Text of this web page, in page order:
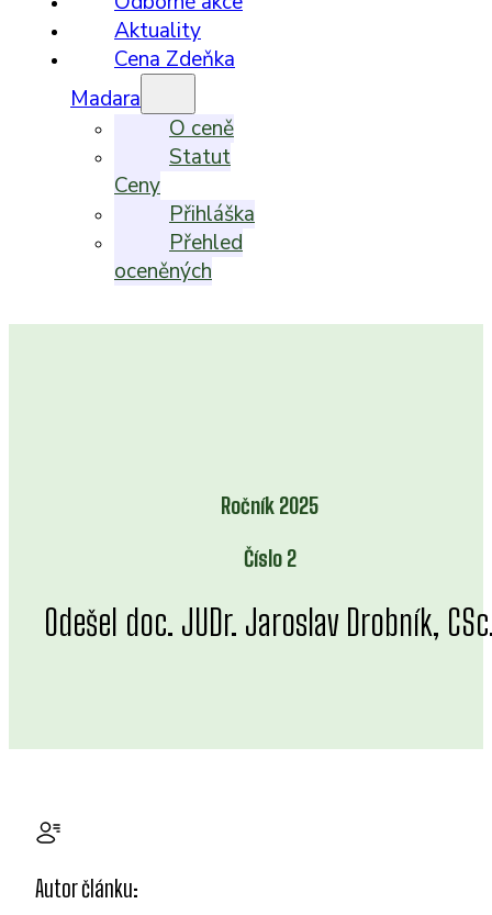
Aktuality
Cena Zdeňka
Madara
O ceně
Statut
Ceny
Přihláška
Přehled
oceněných
Ročník 2025
Číslo 2
Odešel doc. JUDr. Jaroslav Drobník,
Autor článku: